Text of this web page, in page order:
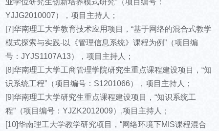
业学位研究生创新培养模式研究”（项目编号：
YJJG2010007），项目主持人；
[7]华南理工大学教育技术应用项目，“基于网络的混合式教学
模式探索与实践-以《管理信息系统》课程为例”（项目编
号：JYJS1107A13），项目主持人；
[8]华南理工大学工商管理学院研究生重点课程建设项目，“知
识系统工程”（项目编号：S1201066），项目主持人；
[9]华南理工大学研究生重点课程建设项目，“知识系统工
程”（项目编号：YJZK2012009）,项目主持人；
[10]华南理工大学教学研究项目，“网络环境下MIS课程混合